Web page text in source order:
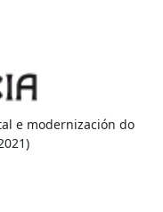
e modernización do